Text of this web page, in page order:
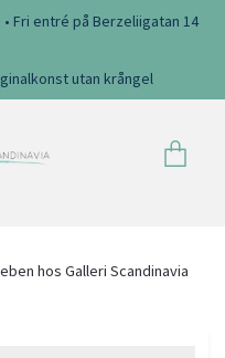
Fri entré på Berzeliigatan 14
utan krångel
hos Galleri Scandinavia